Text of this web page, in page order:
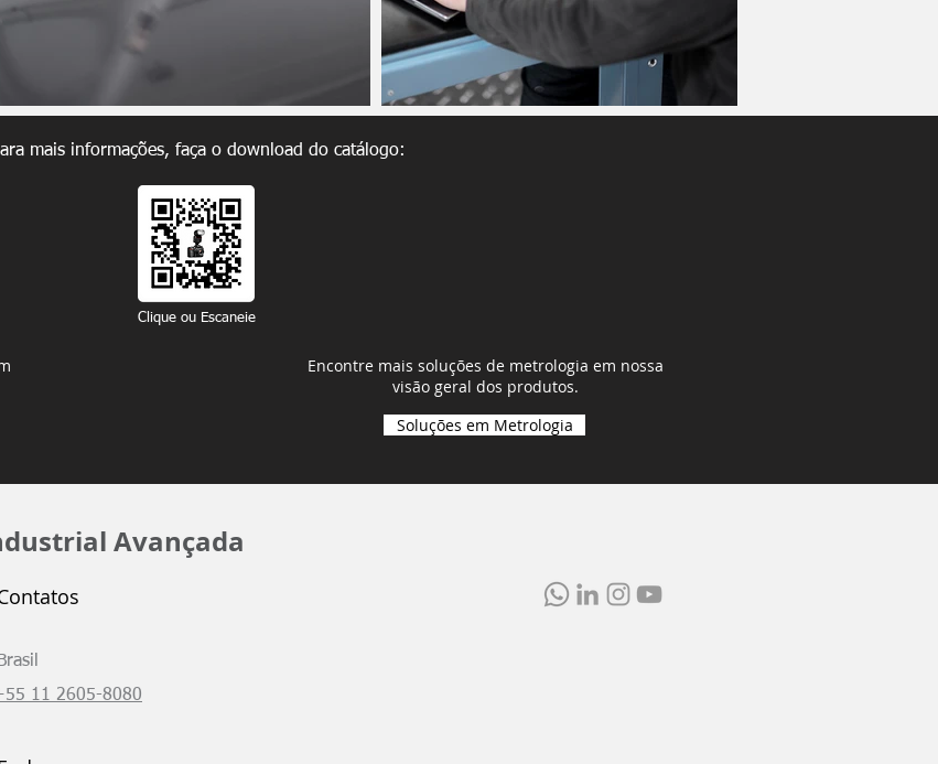
mais informações, faça o download do catálogo:
Clique ou Escaneie
Encontre mais soluções de metrologia em nossa
visão geral dos produtos.
Soluções em Metrologia
Avançada
Brasil
11 2605-8080